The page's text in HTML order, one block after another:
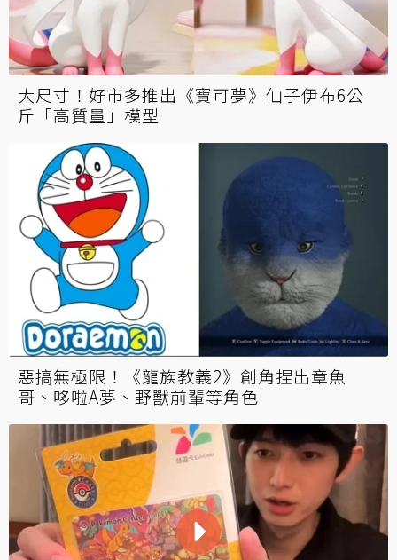
大尺寸！好市多推出《寶可夢》仙子伊布6公
斤「高質量」模型
惡搞無極限！《龍族教義2》創角捏出章魚
哥、哆啦A夢、野獸前輩等角色